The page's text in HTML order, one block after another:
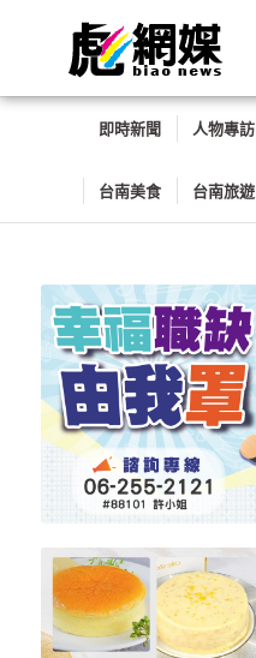
即時新聞 人物專訪
台南美食 台南旅遊